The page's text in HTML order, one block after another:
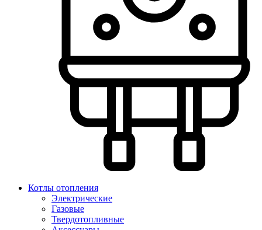
Котлы отопления
Электрические
Газовые
Твердотопливные